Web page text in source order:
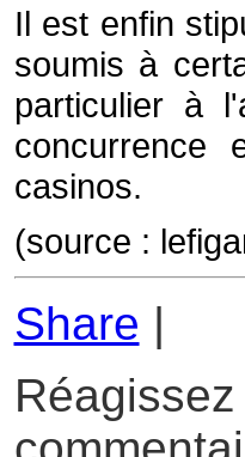
Il est enfin
soumis à
particulier à
concurrence
casinos.
(source :
Share |